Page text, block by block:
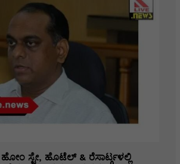
ಸ್ಟೇ, ಹೊಟೆಲ್ & ರೆಸಾರ್ಟ್ಗಳಲ್ಲಿ